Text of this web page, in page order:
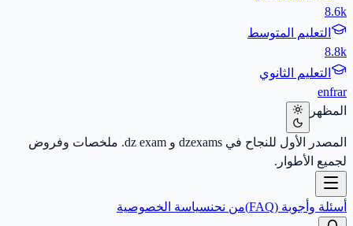
8.6k
التعليم المتوسط
8.8k
التعليم الثانوي
enfrar
المظهر
المصدر الأول للنجاح في dzexams و dz exam. ملخصات وفروض
لجميع الأطوار.
أسئلة وأجوبة (FAQ) من نحنسياسة الخصوصية